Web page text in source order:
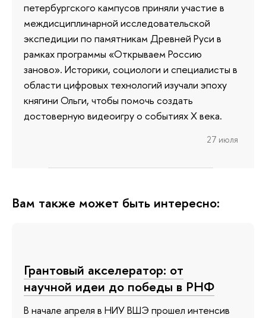
петербургского кампусов приняли участие в
междисциплинарной исследовательской
экспедиции по памятникам Древней Руси в
рамках программы «Открываем Россию
заново». Историки, социологи и специалисты в
области цифровых технологий изучали эпоху
княгини Ольги, чтобы помочь создать
достоверную видеоигру о событиях X века.
27 июля
Вам также может быть интересно:
Грантовый акселератор: от
научной идеи до победы в РНФ
В начале апреля в НИУ ВШЭ прошел интенсив